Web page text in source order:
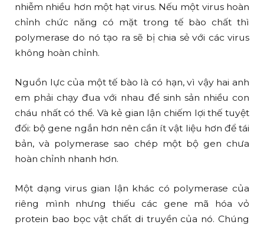
nhiễm nhiều hơn một hạt virus. Nếu một virus hoàn
chỉnh chức năng có mặt trong tế bào chất thì
polymerase do nó tạo ra sẽ bị chia sẻ với các virus
không hoàn chỉnh.
Nguồn lực của một tế bào là có hạn, vì vậy hai anh
em phải chạy đua với nhau để sinh sản nhiều con
cháu nhất có thể. Và kẻ gian lận chiếm lợi thế tuyệt
đối: bộ gene ngắn hơn nên cần ít vật liệu hơn để tái
bản, và polymerase sao chép một bộ gen chưa
hoàn chỉnh nhanh hơn.
Một dạng virus gian lận khác có polymerase của
riêng mình nhưng thiếu các gene mã hóa vỏ
protein bao bọc vật chất di truyền của nó. Chúng